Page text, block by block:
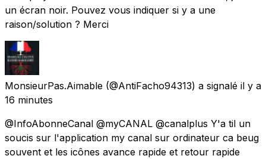
un écran noir. Pouvez vous indiquer si y a une
raison/solution ? Merci
MonsieurPas.Aimable (@AntiFacho94313) a signalé il y a
16 minutes
@InfoAbonneCanal @myCANAL @canalplus Y'a til un
soucis sur l'application my canal sur ordinateur ca beug
souvent et les icônes avance rapide et retour rapide